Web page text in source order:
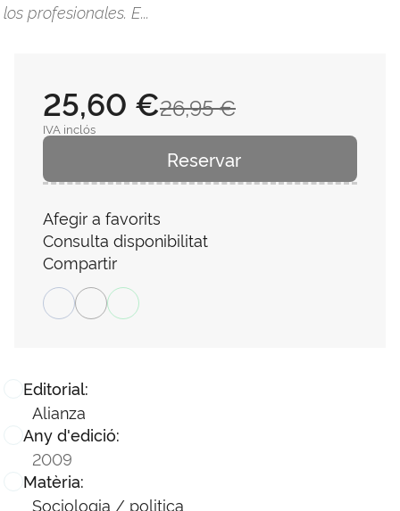
los profesionales. E...
Editorial:
Alianza
Any d'edició:
2009
Matèria:
Sociologia / politica
26,95 €
25,60 €
IVA inclós
Reservar
Afegir a favorits
Consulta disponibilitat
Compartir